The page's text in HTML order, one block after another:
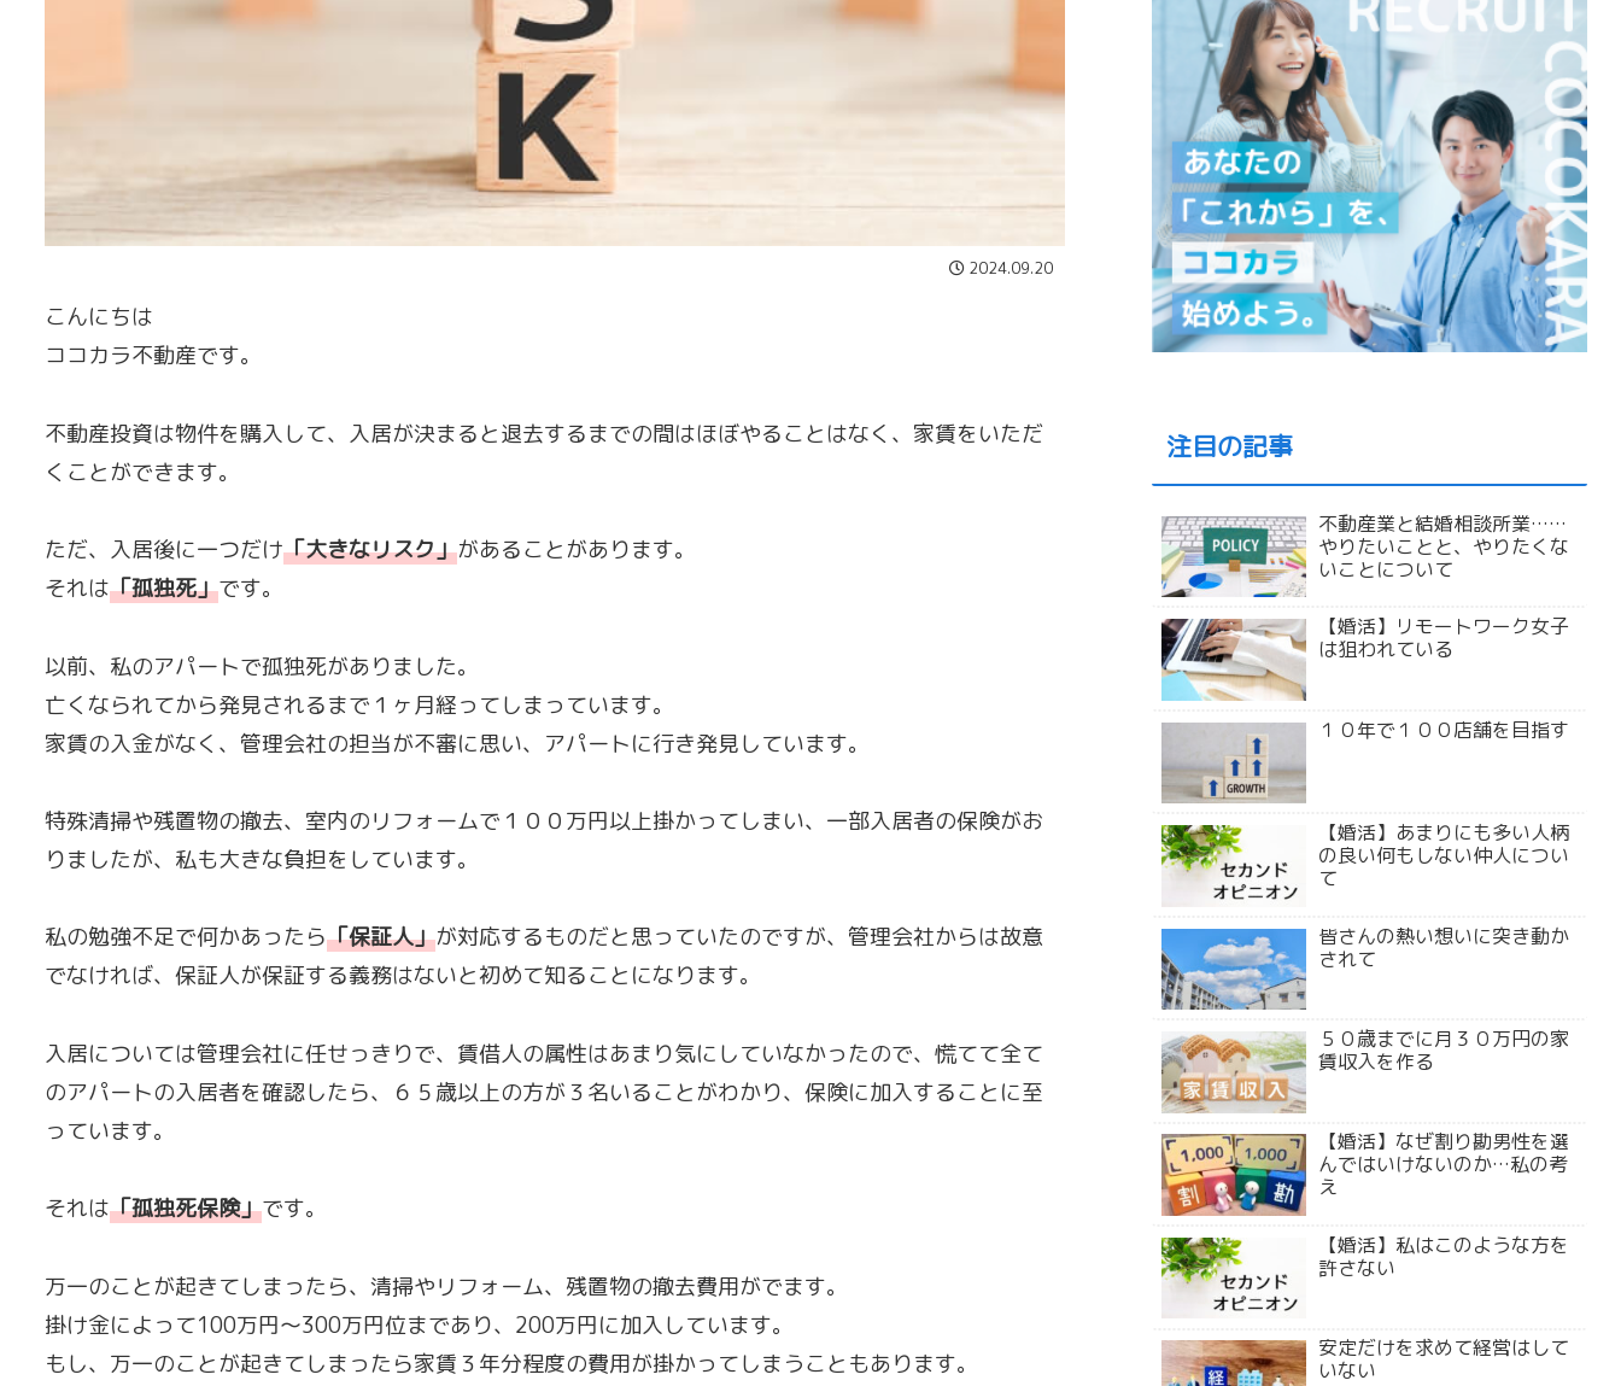
2024.09.20
こんにちは
ココカラ不動産です。
不動産投資は物件を購入して、入居が決まると退去するまでの間はほぼやることはなく、家賃をいただ
くことができます。
ただ、入居後に一つだけ「大きなリスク」があることがあります。
それは「孤独死」です。
以前、私のアパートで孤独死がありました。
亡くなられてから発見されるまで１ヶ月経ってしまっています。
家賃の入金がなく、管理会社の担当が不審に思い、アパートに行き発見しています。
特殊清掃や残置物の撤去、室内のリフォームで１００万円以上掛かってしまい、一部入居者の保険がお
りましたが、私も大きな負担をしています。
私の勉強不足で何かあったら「保証人」が対応するものだと思っていたのですが、管理会社からは故意
でなければ、保証人が保証する義務はないと初めて知ることになります。
入居については管理会社に任せっきりで、賃借人の属性はあまり気にしていなかったので、慌てて全て
のアパートの入居者を確認したら、６５歳以上の方が３名いることがわかり、保険に加入することに至
っています。
それは「孤独死保険」です。
万一のことが起きてしまったら、清掃やリフォーム、残置物の撤去費用がでます。
掛け金によって100万円〜300万円位まであり、200万円に加入しています。
もし、万一のことが起きてしまったら家賃３年分程度の費用が掛かってしまうこともあります。
注目の記事
不動産業と結婚相談所業……
やりたいことと、やりたくな
いことについて
【婚活】リモートワーク女子
は狙われている
１０年で１００店舗を目指す
【婚活】あまりにも多い人柄
の良い何もしない仲人につい
て
皆さんの熱い想いに突き動か
されて
５０歳までに月３０万円の家
賃収入を作る
【婚活】なぜ割り勘男性を選
んではいけないのか…私の考
え
【婚活】私はこのような方を
許さない
安定だけを求めて経営はして
いない